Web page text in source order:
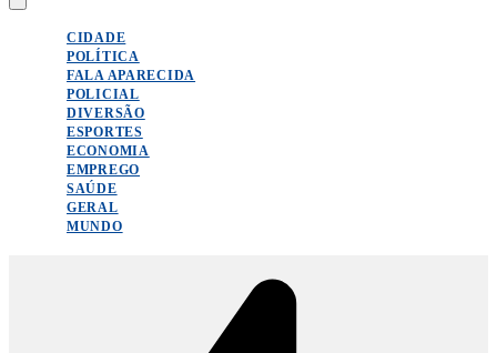
CIDADE
POLÍTICA
FALA APARECIDA
POLICIAL
DIVERSÃO
ESPORTES
ECONOMIA
EMPREGO
SAÚDE
GERAL
MUNDO